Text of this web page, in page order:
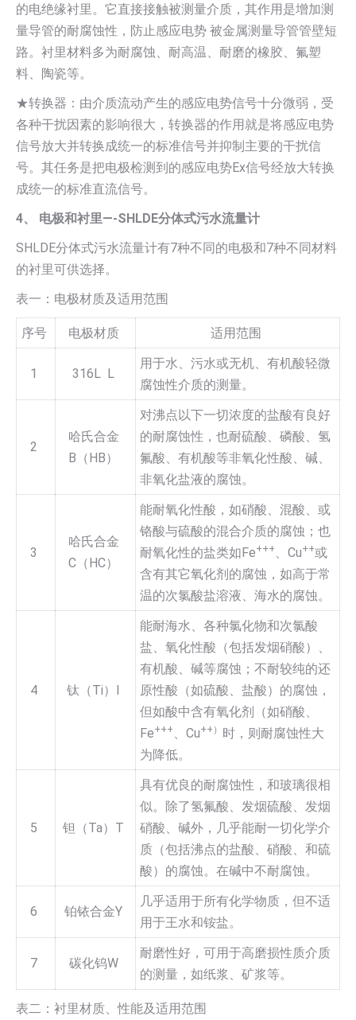
的电绝缘衬里。它直接接触被测量介质，其作用是增加测
量导管的耐腐蚀性，防止感应电势 被金属测量导管管壁短
路。衬里材料多为耐腐蚀、耐高温、耐磨的橡胶、氟塑
料、陶瓷等。
★转换器：由介质流动产生的感应电势信号十分微弱，受
各种干扰因素的影响很大，转换器的作用就是将感应电势
信号放大并转换成统一的标准信号并抑制主要的干扰信
号。其任务是把电极检测到的感应电势Ex信号经放大转换
成统一的标准直流信号。
4、 电极和衬里—-SHLDE分体式污水流量计
SHLDE分体式污水流量计有7种不同的电极和7种不同材料
的衬里可供选择。
表一：电极材质及适用范围
序号 电极材质 适用范围
1 316L L
用于水、污水或无机、有机酸轻微
腐蚀性介质的测量。
2
哈氏合金
B（HB）
对沸点以下一切浓度的盐酸有良好
的耐腐蚀性，也耐硫酸、磷酸、氢
氟酸、有机酸等非氧化性酸、碱、
非氧化盐液的腐蚀。
3
哈氏合金
C（HC）
能耐氧化性酸，如硝酸、混酸、或
铬酸与硫酸的混合介质的腐蚀；也
耐氧化性的盐类如Fe+++ 、Cu++或
含有其它氧化剂的腐蚀，如高于常
温的次氯酸盐溶液、海水的腐蚀。
4 钛（Ti）I
能耐海水、各种氯化物和次氯酸
盐、氧化性酸（包括发烟硝酸）、
有机酸、碱等腐蚀；不耐较纯的还
原性酸（如硫酸、盐酸）的腐蚀，
但如酸中含有氧化剂（如硝酸、
Fe+++ 、Cu++） 时，则耐腐蚀性大
为降低。
5 钽（Ta）T
具有优良的耐腐蚀性，和玻璃很相
似。除了氢氟酸、发烟硫酸、发烟
硝酸、碱外，几乎能耐一切化学介
质（包括沸点的盐酸、硝酸、和硫
酸）的腐蚀。在碱中不耐腐蚀。
6 铂铱合金Y
几乎适用于所有化学物质，但不适
用于王水和铵盐。
7 碳化钨W
耐磨性好，可用于高磨损性质介质
的测量，如纸浆、矿浆等。
表二：衬里材质、性能及适用范围